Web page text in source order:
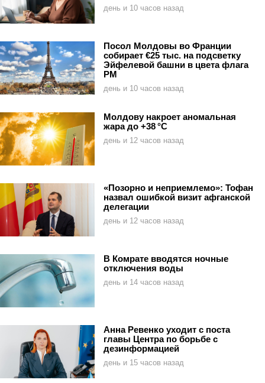
день и 10 часов назад
Посол Молдовы во Франции
собирает €25 тыс. на подсветку
Эйфелевой башни в цвета флага
РМ
день и 10 часов назад
Молдову накроет аномальная
жара до +38 °C
день и 12 часов назад
«Позорно и неприемлемо»: Тофан
назвал ошибкой визит афганской
делегации
день и 12 часов назад
В Комрате вводятся ночные
отключения воды
день и 14 часов назад
Анна Ревенко уходит с поста
главы Центра по борьбе с
дезинформацией
день и 15 часов назад